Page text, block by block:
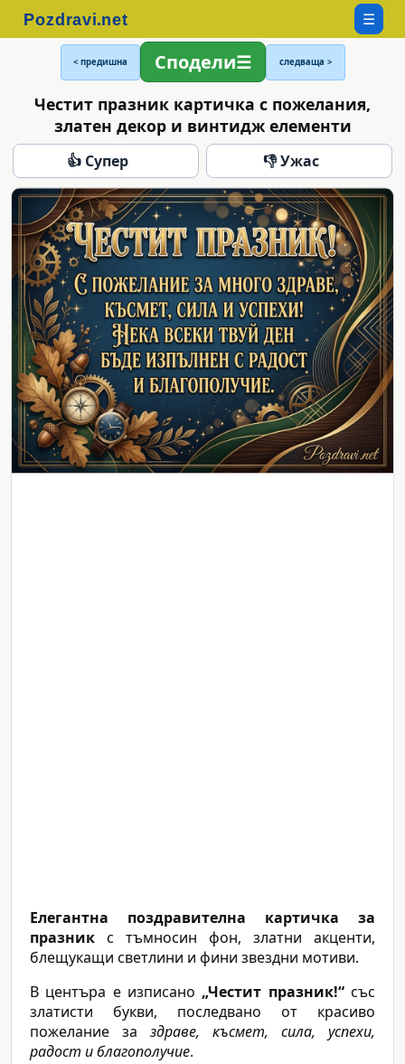
☰
< предишна Сподели следваща >
Честит празник картичка с пожелания,
златен декор и винтидж елементи
👍 Супер 👎 Ужас
Елегантна поздравителна картичка за
празник с тъмносин фон, златни акценти,
блещукащи светлини и фини звездни мотиви.
В центъра е изписано „Честит празник!“със
златисти букви, последвано от красиво
пожелание за здраве, късмет, сила, успехи,
радост и благополучие.